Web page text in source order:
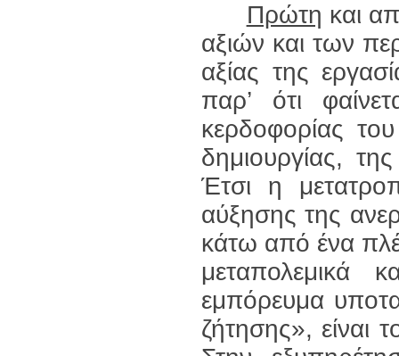
Πρώτη και
αξιών και των
αξίας της
παρ’ ότι
κερδοφορίας
δημιουργίας,
Έτσι η
αύξησης της
κάτω από ένα
μεταπολεμικά
εμπόρευμα
ζήτησης», είναι